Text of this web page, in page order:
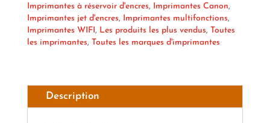
Imprimantes à réservoir d'encres, Imprimantes Canon,
Imprimantes jet d'encres, Imprimantes multifonctions,
Imprimantes WIFI, Les produits les plus vendus, Toutes
les imprimantes, Toutes les marques d'imprimantes
Description